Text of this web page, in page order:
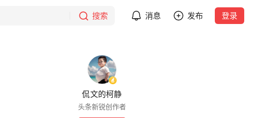
搜索 消息 发布 登录
侃文的柯静
头条新锐创作者